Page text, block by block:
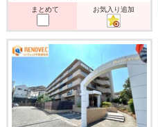
まとめて お気入り追加